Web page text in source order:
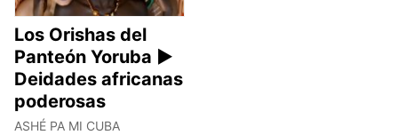
Los Orishas del
Panteón Yoruba ►
Deidades africanas
poderosas
ASHÉ PA MI CUBA